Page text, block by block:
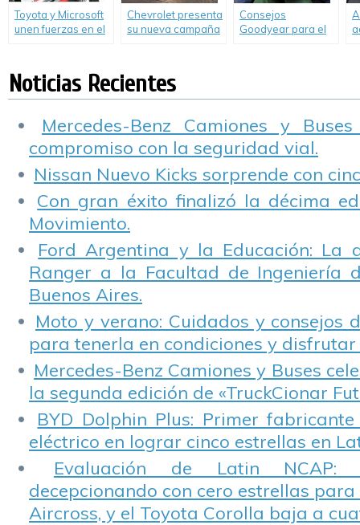
Toyota y Microsoft
unen fuerzas en el
Chevrolet presenta
su nueva campaña
Consejos
Goodyear para el
Noticias Recientes
Mercedes-Benz Camiones y
compromiso con la seguridad vial.
Nissan Nuevo Kicks sorprende con
Con gran éxito finalizó la décima
Movimiento.
Ford Argentina y la Educación: La
Ranger a la Facultad de Ingeniería
Buenos Aires.
Moto y verano: Cuidados y consejos
para tenerla en condiciones y disfrutar
Mercedes-Benz Camiones y Buses
la segunda edición de «TruckCionar
BYD Dolphin Plus: Primer
eléctrico en lograr cinco estrellas en
Evaluación de Latin NCAP:
decepcionando con cero estrellas para
Aircross, y el Toyota Corolla baja a